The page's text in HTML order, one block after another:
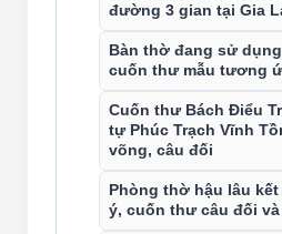
đường 3 gian tại Gia
Bàn thờ đang sử
cuốn thư mẫu tương
Cuốn thư Bách Điểu
tự Phúc Trạch Vĩnh
võng, câu đối
Phòng thờ hậu lâu
ý, cuốn thư câu đối